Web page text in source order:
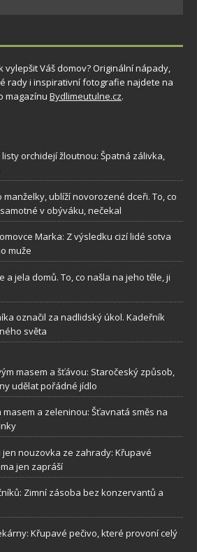
vylepšit Váš domov? Originální nápady,
rady i inspirativní fotografie najdete na
magazínu Bydlimeutulne.cz.
orchidejí žloutnou: Špatná zálivka,
ublíží novorozené dceři. To, co
v obýváku, nečekal
Marka: Z výsledku cizí lidé sotva
muže
a jela domů. To, co našla na jeho těle, ji
označil za nadlidský úkol. Kadeřník
světa
masem a šťávou: Staročeský způsob,
udělat pořádné jídlo
a zeleninou: Šťavnatá směs na
nouzovka ze zahrady: Křupavé
jen zapráší
Zimní zásoba bez konzervantů a
Křupavé pečivo, které provoní celý